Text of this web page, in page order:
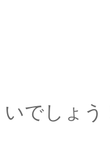
「･･
薫は、
「冗談
いでしょう
「とは